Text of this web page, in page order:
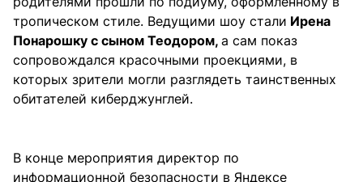
тропическом стиле. Ведущими шоу стали Ирена
Понарошку с сыном Теодором, а сам показ
сопровождался красочными проекциями, в
которых зрители могли разглядеть таинственных
обитателей киберджунглей.
В конце мероприятия директор по
информационной безопасности в Яндексе